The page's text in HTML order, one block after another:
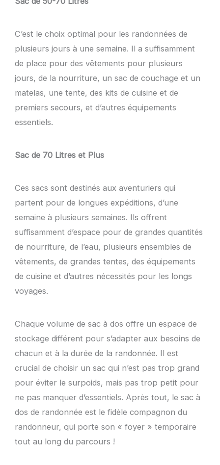
C’est le choix optimal pour les randonnées de
plusieurs jours à une semaine. Il a suffisamment
de place pour des vêtements pour plusieurs
jours, de la nourriture, un sac de couchage et un
matelas, une tente, des kits de cuisine et de
premiers secours, et d’autres équipements
essentiels.
Sac de 70 Litres et Plus
Ces sacs sont destinés aux aventuriers qui
partent pour de longues expéditions, d’une
semaine à plusieurs semaines. Ils offrent
suffisamment d’espace pour de grandes quantités
de nourriture, de l’eau, plusieurs ensembles de
vêtements, de grandes tentes, des équipements
de cuisine et d’autres nécessités pour les longs
voyages.
Chaque volume de sac à dos offre un espace de
stockage différent pour s’adapter aux besoins de
chacun et à la durée de la randonnée. Il est
crucial de choisir un sac qui n’est pas trop grand
pour éviter le surpoids, mais pas trop petit pour
ne pas manquer d’essentiels. Après tout, le sac à
dos de randonnée est le fidèle compagnon du
randonneur, qui porte son « foyer » temporaire
tout au long du parcours !